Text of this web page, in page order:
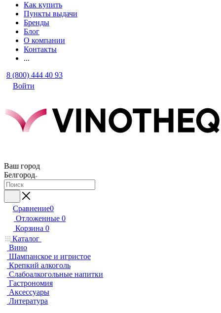
Как купить
Пункты выдачи
Бренды
Блог
О компании
Контакты
...
8 (800) 444 40 93
Войти
Ваш город
Белгород
Сравнение0
Отложенные 0
Корзина 0
Каталог
Вино
Шампанское и игристое
Крепкий алкоголь
Слабоалкогольные напитки
Гастрономия
Аксессуары
Литература